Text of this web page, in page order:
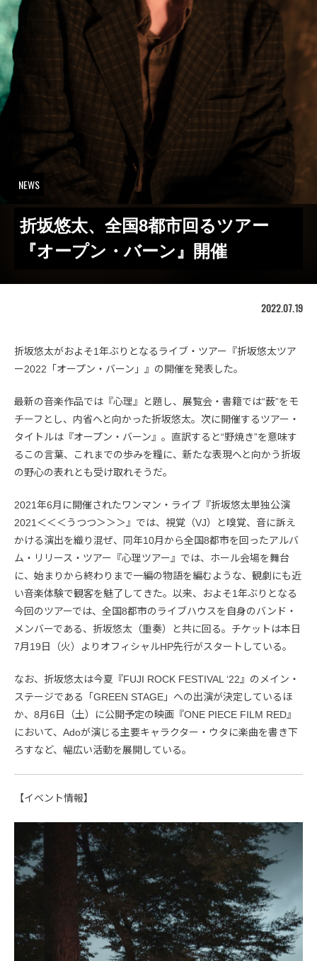
NEWS
折坂悠太、全国8都市回るツアー
『オープン・バーン』開催
2022.07.19
折坂悠太がおよそ1年ぶりとなるライブ・ツアー『折坂悠太ツア
ー2022「オープン・バーン」』の開催を発表した。
最新の音楽作品では『心理』と題し、展覧会・書籍では“薮”をモ
チーフとし、内省へと向かった折坂悠太。次に開催するツアー・
タイトルは『オープン・バーン』。直訳すると“野焼き”を意味す
るこの言葉、これまでの歩みを糧に、新たな表現へと向かう折坂
の野心の表れとも受け取れそうだ。
2021年6月に開催されたワンマン・ライブ『折坂悠太単独公演
2021＜＜＜うつつ＞＞＞』では、視覚（VJ）と嗅覚、音に訴え
かける演出を織り混ぜ、同年10月から全国8都市を回ったアルバ
ム・リリース・ツアー『心理ツアー』では、ホール会場を舞台
に、始まりから終わりまで一編の物語を編むような、観劇にも近
い音楽体験で観客を魅了してきた。以来、およそ1年ぶりとなる
今回のツアーでは、全国8都市のライブハウスを自身のバンド・
メンバーである、折坂悠太（重奏）と共に回る。チケットは本日
7月19日（火）よりオフィシャルHP先行がスタートしている。
なお、折坂悠太は今夏『FUJI ROCK FESTIVAL ‘22』のメイン・
ステージである「GREEN STAGE」への出演が決定しているほ
か、8月6日（土）に公開予定の映画『ONE PIECE FILM RED』
において、Adoが演じる主要キャラクター・ウタに楽曲を書き下
ろすなど、幅広い活動を展開している。
【イベント情報】